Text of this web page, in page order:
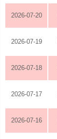
2026-07-20
2026-07-19
2026-07-18
2026-07-17
2026-07-16